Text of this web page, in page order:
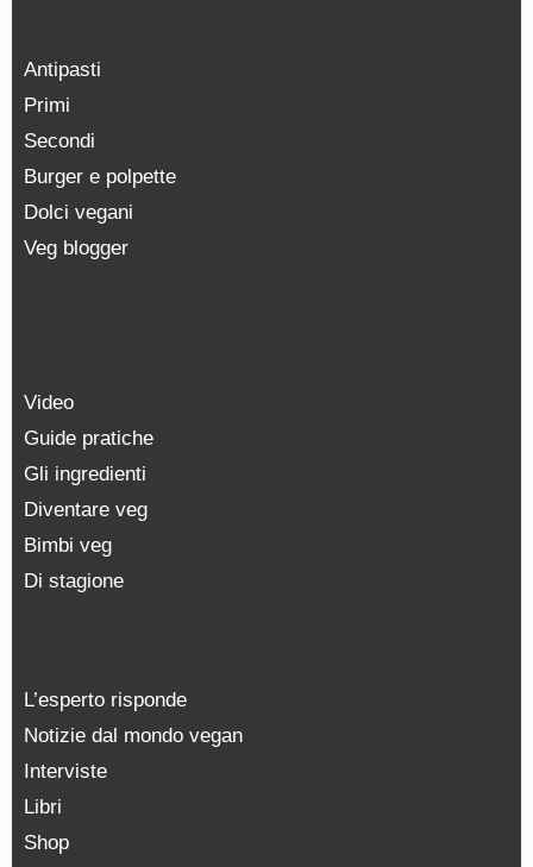
Antipasti
Primi
Secondi
Burger e polpette
Dolci vegani
Veg blogger
Video
Guide pratiche
Gli ingredienti
Diventare veg
Bimbi veg
Di stagione
L’esperto risponde
Notizie dal mondo vegan
Interviste
Libri
Shop